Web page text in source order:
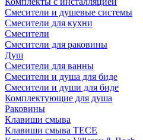
Смесители и душевые системы
Смесители для кухни
Смесители
Смесители для раковины
Душ
Смесители для ванны
Смесители и душа для биде
Смесители и души для биде
Комплектующие для душа
Раковины
Клавиши смыва
Клавиши смыва TECE